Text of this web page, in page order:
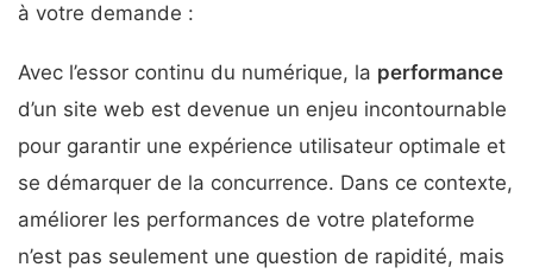
à votre demande :
Avec l’essor continu du numérique, la performance
d’un site web est devenue un enjeu incontournable
pour garantir une expérience utilisateur optimale et
se démarquer de la concurrence. Dans ce contexte,
améliorer les performances de votre plateforme
n’est pas seulement une question de rapidité, mais